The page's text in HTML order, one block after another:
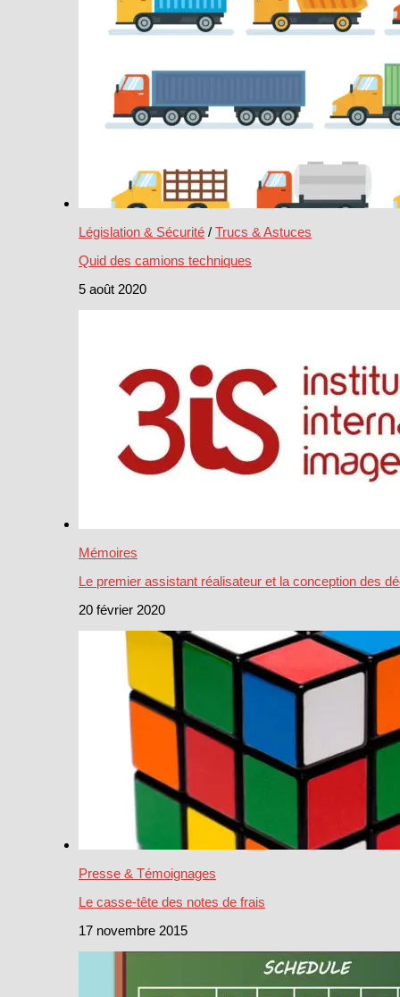
Législation & Sécurité / Trucs & Astuces
Quid des camions techniques
5 août 2020
Mémoires
Le premier assistant réalisateur et la conception des
20 février 2020
Presse & Témoignages
Le casse-tête des notes de frais
17 novembre 2015